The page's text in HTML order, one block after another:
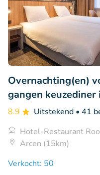
Overnachting(en)
gangen keuzediner
8.9 Uitstekend • 41
Hotel-Restaurant
Arcen (15km)
Verkocht: 50